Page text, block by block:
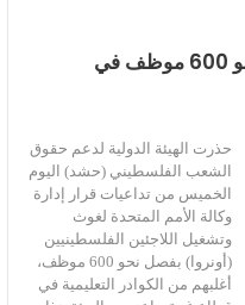
تحذير دولي من تداعيات فصل نحو 600 موظف في
حذرت الهيئة الدولية لدعم حقوق
الشعب الفلسطيني (حشد) اليوم
الخميس من تداعيات قرار إدارة
وكالة الأمم المتحدة لغوث
وتشغيل اللاجئين الفلسطينيين
(أونروا) بفصل نحو 600 موظف،
أغلبهم من الكوادر التعليمية في